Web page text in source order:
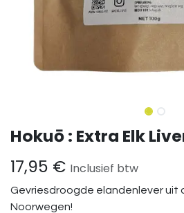
Hokuō : Extra Elk
17,95 € Inclusief btw
Gevriesdroogde elandenlever uit
Noorwegen!